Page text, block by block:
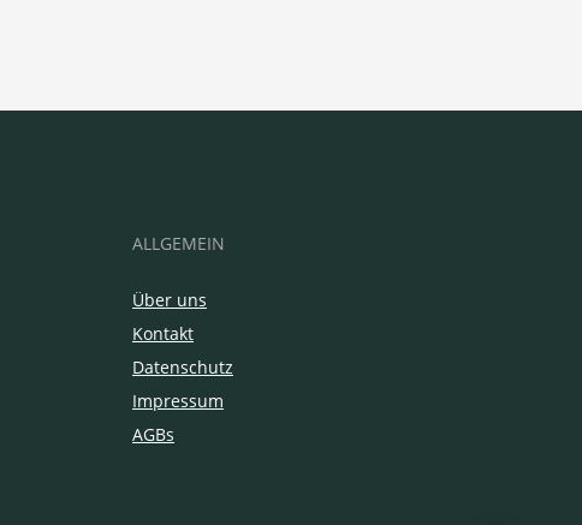
ALLGEMEIN
Über uns
Kontakt
Datenschutz
Impressum
AGBs